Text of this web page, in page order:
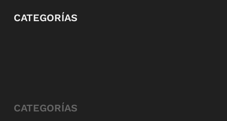
CATEGORÍAS
CATEGORÍAS